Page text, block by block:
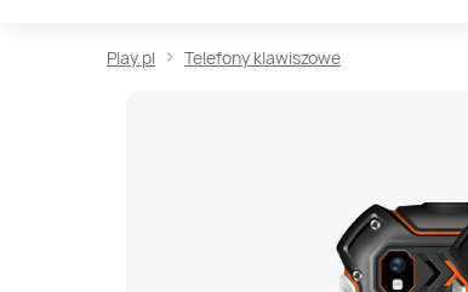
Play.pl Telefony klawiszowe